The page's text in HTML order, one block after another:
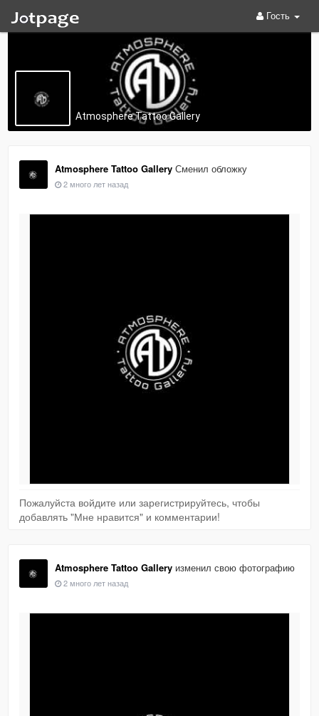
Гость
Atmosphere Tattoo Gallery
Atmosphere Tattoo Gallery Сменил обложку
2 много лет назад
Пожалуйста войдите или зарегистрируйтесь, чтобы
добавлять "Мне нравится" и комментарии!
Atmosphere Tattoo Gallery изменил свою фотографию
2 много лет назад